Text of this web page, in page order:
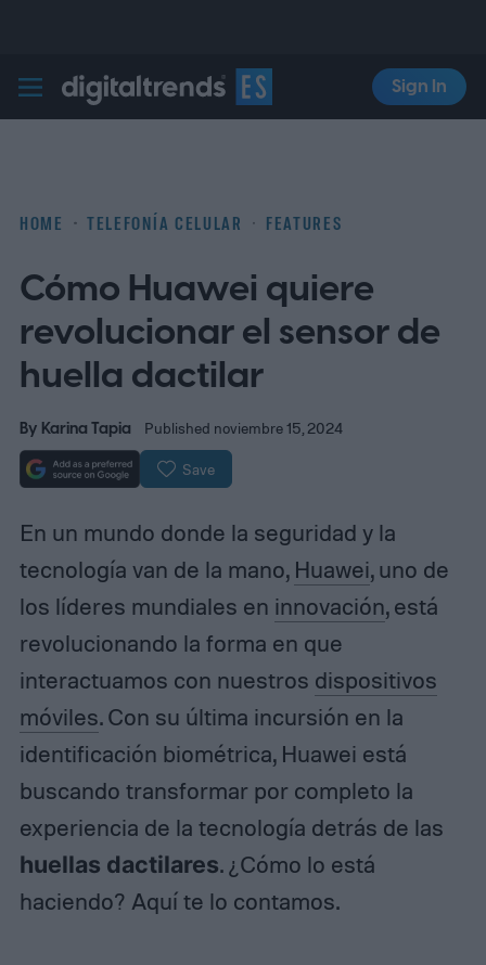
Digital Trends Español
Sign In
HOME TELEFONÍA CELULAR FEATURES
Cómo Huawei quiere
revolucionar el sensor de
huella dactilar
By Karina Tapia Published noviembre 15, 2024
Save
En un mundo donde la seguridad y la
tecnología van de la mano, Huawei, uno de
los líderes mundiales en innovación, está
revolucionando la forma en que
interactuamos con nuestros dispositivos
móviles. Con su última incursión en la
identificación biométrica, Huawei está
buscando transformar por completo la
experiencia de la tecnología detrás de las
huellas dactilares. ¿Cómo lo está
haciendo? Aquí te lo contamos.